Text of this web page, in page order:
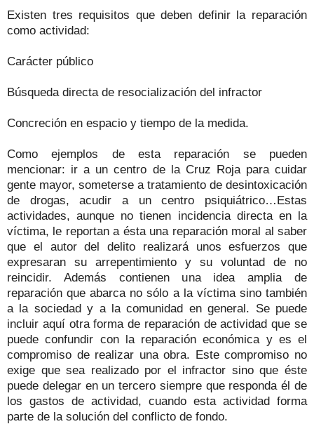
Existen tres requisitos que deben definir la reparación
como actividad:
Carácter público
Búsqueda directa de resocialización del infractor
Concreción en espacio y tiempo de la medida.
Como ejemplos de esta reparación se pueden
mencionar: ir a un centro de la Cruz Roja para cuidar
gente mayor, someterse a tratamiento de desintoxicación
de drogas, acudir a un centro psiquiátrico…Estas
actividades, aunque no tienen incidencia directa en la
víctima, le reportan a ésta una reparación moral al saber
que el autor del delito realizará unos esfuerzos que
expresaran su arrepentimiento y su voluntad de no
reincidir. Además contienen una idea amplia de
reparación que abarca no sólo a la víctima sino también
a la sociedad y a la comunidad en general. Se puede
incluir aquí otra forma de reparación de actividad que se
puede confundir con la reparación económica y es el
compromiso de realizar una obra. Este compromiso no
exige que sea realizado por el infractor sino que éste
puede delegar en un tercero siempre que responda él de
los gastos de actividad, cuando esta actividad forma
parte de la solución del conflicto de fondo.